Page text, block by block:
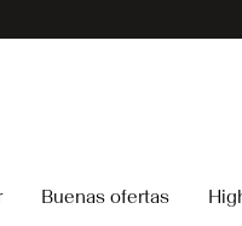
Buenas ofertas